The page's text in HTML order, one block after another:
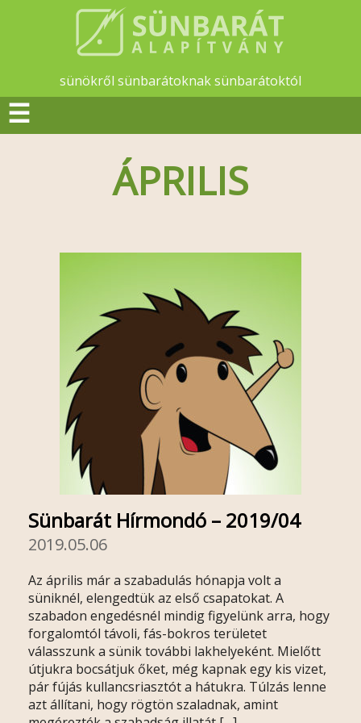
sünökről sünbarátoknak sünbarátoktól
☰
ÁPRILIS
Sünbarát Hírmondó – 2019/04
2019.05.06
Az április már a szabadulás hónapja volt a
süniknél, elengedtük az első csapatokat. A
szabadon engedésnél mindig figyelünk arra, hogy
forgalomtól távoli, fás-bokros területet
válasszunk a sünik további lakhelyeként. Mielőtt
útjukra bocsátjuk őket, még kapnak egy kis vizet,
pár fújás kullancsriasztót a hátukra. Túlzás lenne
azt állítani, hogy rögtön szaladnak, amint